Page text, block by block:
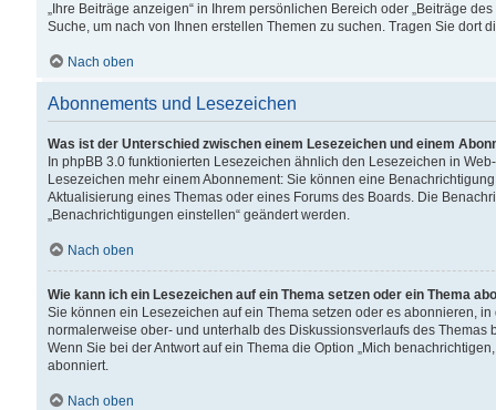
„Ihre Beiträge anzeigen“ in Ihrem persönlichen Bereich oder „Beiträge
Suche, um nach von Ihnen erstellen Themen zu suchen. Tragen Sie dort
Nach oben
Abonnements und Lesezeichen
Was ist der Unterschied zwischen einem Lesezeichen und einem
In phpBB 3.0 funktionierten Lesezeichen ähnlich den Lesezeichen in
Lesezeichen mehr einem Abonnement: Sie können eine
Aktualisierung eines Themas oder eines Forums des Boards. Die
„Benachrichtigungen einstellen“ geändert werden.
Nach oben
Wie kann ich ein Lesezeichen auf ein Thema setzen oder ein Thema
Sie können ein Lesezeichen auf ein Thema setzen oder es abonnieren,
normalerweise ober- und unterhalb des Diskussionsverlaufs des Themas
Wenn Sie bei der Antwort auf ein Thema die Option „Mich
abonniert.
Nach oben